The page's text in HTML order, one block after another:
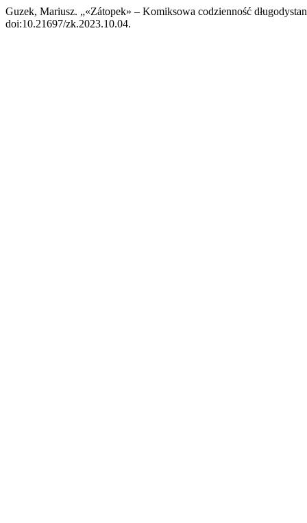
Guzek, Mariusz. „«Zátopek» – Komiksowa codzienność
doi:10.21697/zk.2023.10.04.